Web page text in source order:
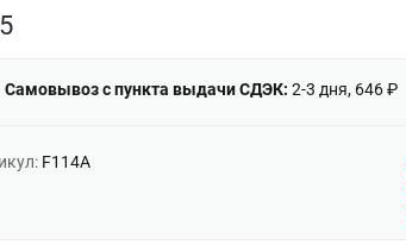
Самовывоз с пункта выдачи СДЭК: 2-3 дня, 646 ₽
F114A